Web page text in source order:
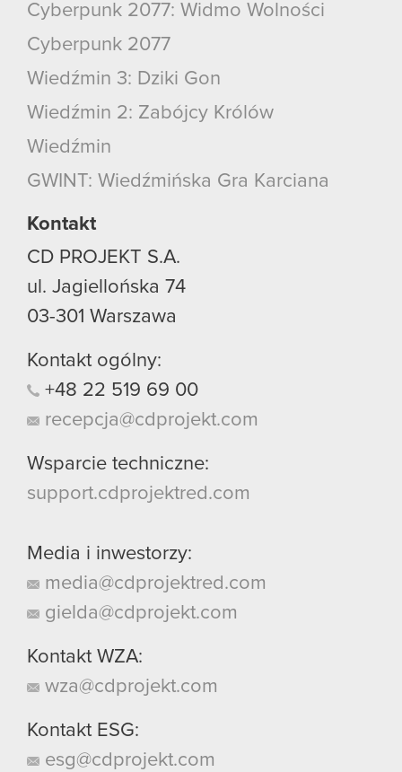
Cyberpunk 2077: Widmo Wolności
Cyberpunk 2077
Wiedźmin 3: Dziki Gon
Wiedźmin 2: Zabójcy Królów
Wiedźmin
GWINT: Wiedźmińska Gra Karciana
Kontakt
CD PROJEKT S.A.
ul. Jagiellońska 74
03-301 Warszawa
Kontakt ogólny:
+48 22 519 69 00
recepcja@cdprojekt.com
Wsparcie techniczne:
support.cdprojektred.com
Media i inwestorzy:
media@cdprojektred.com
gielda@cdprojekt.com
Kontakt WZA:
wza@cdprojekt.com
Kontakt ESG:
esg@cdprojekt.com